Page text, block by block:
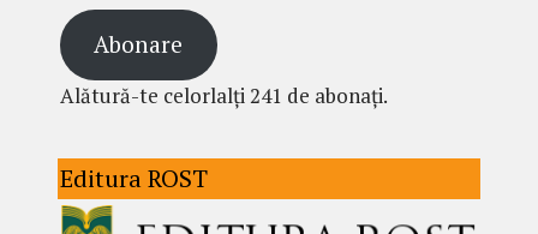
Abonare
Alătură-te celorlalți 241 de abonați.
Editura ROST